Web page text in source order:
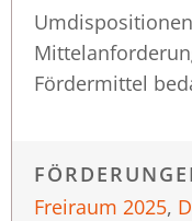
Fördermittel
Freiraum 2025,